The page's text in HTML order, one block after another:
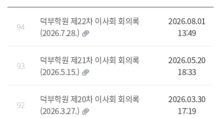
94
덕부학원 제22차 이사회 회의록
(2026.7.28.)
2026.08.01
13:49
93
덕부학원 제21차 이사회 회의록
(2026.5.15.)
2026.05.20
18:33
92
덕부학원 제20차 이사회 회의록
(2026.3.27.)
2026.03.30
17:19